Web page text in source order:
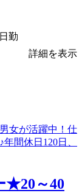
勤
詳細を表示
★20～40